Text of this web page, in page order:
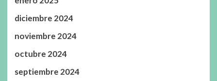
diciembre 2024
noviembre 2024
octubre 2024
septiembre 2024